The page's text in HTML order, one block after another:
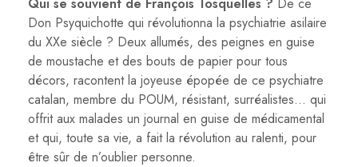
Don Psyquichotte qui révolutionna la psychiatrie asilaire
du XXe siècle ? Deux allumés, des peignes en guise
de moustache et des bouts de papier pour tous
décors, racontent la joyeuse épopée de ce psychiatre
catalan, membre du POUM, résistant, surréalistes… qui
offrit aux malades un journal en guise de médicamental
et qui, toute sa vie, a fait la révolution au ralenti, pour
être sûr de n’oublier personne.